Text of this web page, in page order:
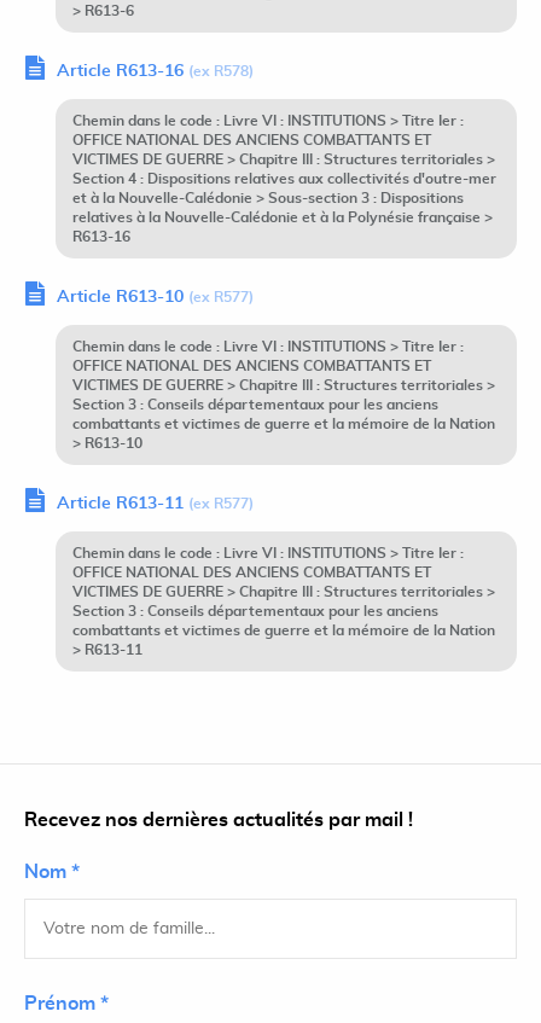
> R613-6
Article R613-16 (ex R578)
Chemin dans le code : Livre VI : INSTITUTIONS > Titre Ier :
OFFICE NATIONAL DES ANCIENS COMBATTANTS ET
VICTIMES DE GUERRE > Chapitre III : Structures territoriales >
Section 4 : Dispositions relatives aux collectivités d'outre-mer
et à la Nouvelle-Calédonie > Sous-section 3 : Dispositions
relatives à la Nouvelle-Calédonie et à la Polynésie française >
R613-16
Article R613-10 (ex R577)
Chemin dans le code : Livre VI : INSTITUTIONS > Titre Ier :
OFFICE NATIONAL DES ANCIENS COMBATTANTS ET
VICTIMES DE GUERRE > Chapitre III : Structures territoriales >
Section 3 : Conseils départementaux pour les anciens
combattants et victimes de guerre et la mémoire de la Nation
> R613-10
Article R613-11 (ex R577)
Chemin dans le code : Livre VI : INSTITUTIONS > Titre Ier :
OFFICE NATIONAL DES ANCIENS COMBATTANTS ET
VICTIMES DE GUERRE > Chapitre III : Structures territoriales >
Section 3 : Conseils départementaux pour les anciens
combattants et victimes de guerre et la mémoire de la Nation
> R613-11
Recevez nos dernières actualités par mail !
Nom *
Prénom *